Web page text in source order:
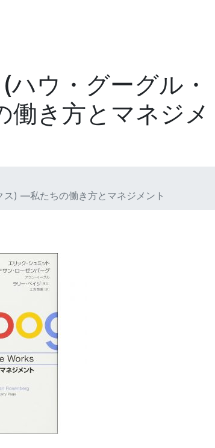
ウ・グーグル・
き方とマネジメ
) ―私たちの働き方とマネジメント